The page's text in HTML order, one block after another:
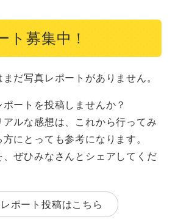
ト募集中！
だ写真レポートがありません。
ートを投稿しませんか？
ルな感想は、これから行ってみ
にとっても参考になります。
ぜひみなさんとシェアしてくだ
ポート投稿はこちら